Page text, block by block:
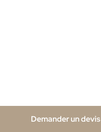
Demander un devis